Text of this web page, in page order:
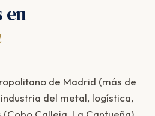
en
de Madrid (más de
del metal, logística,